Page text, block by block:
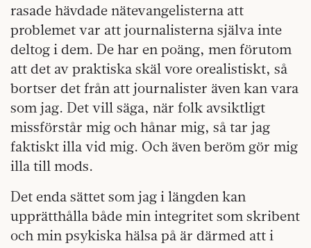
rasade hävdade nätevangelisterna att
problemet var att journalisterna själva inte
deltog i dem. De har en poäng, men förutom
att det av praktiska skäl vore orealistiskt, så
bortser det från att journalister även kan vara
som jag. Det vill säga, när folk avsiktligt
missförstår mig och hånar mig, så tar jag
faktiskt illa vid mig. Och även beröm gör mig
illa till mods.
Det enda sättet som jag i längden kan
upprätthålla både min integritet som skribent
och min psykiska hälsa på är därmed att i